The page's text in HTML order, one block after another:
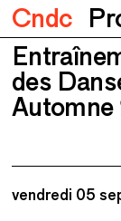
Cndc
Entraînements
Automne 2025
des
vendredi 05